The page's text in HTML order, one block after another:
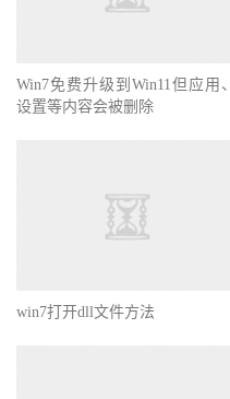
Win7免费升级到Win11但应用、
设置等内容会被删除
win7打开dll文件方法